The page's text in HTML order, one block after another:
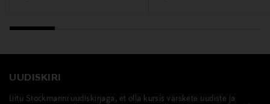
UUDISKIRI
Liitu Stockmanni uudiskirjaga, et olla kursis värskete uudiste ja